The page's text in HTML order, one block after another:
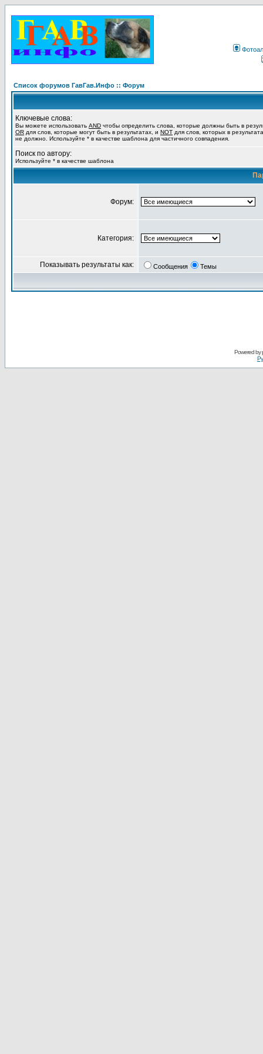
Список форумов ГавГав.Инфо :: Форум
Ключевые слова:
Вы можете использовать AND чтобы определить слова, которые должны быть в
OR для слов, которые могут быть в результатах, и NOT для слов, которых в
не должно. Используйте * в качестве шаблона для частичного совпадения.
Поиск по автору:
Используйте * в качестве шаблона
Форум:
Категория:
Показывать результаты как: Сообщения Темы
Powered by